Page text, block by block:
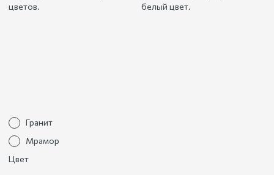
цветов.
белый цвет.
Гранит
Мрамор
Цвет